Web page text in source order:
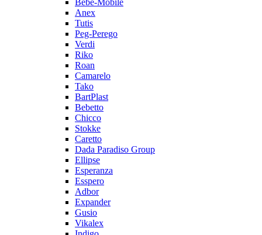
Bebe-Mobile
Anex
Tutis
Peg-Perego
Verdi
Riko
Roan
Camarelo
Tako
BartPlast
Bebetto
Chicco
Stokke
Caretto
Dada Paradiso Group
Ellipse
Esperanza
Esspero
Adbor
Expander
Gusio
Vikalex